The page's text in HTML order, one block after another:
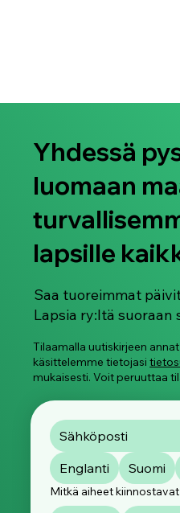
Materiaali 6-9-
Yhdessä
luomaan
lapsille
Saa tuoreimmat
Lapsia ry:ltä suoraan
Tilaamalla uutiskirjeen
käsittelemme tietojasi
mukaisesti. Voit peruuttaa
Englanti Suomi
Mitkä aiheet kiinnostavat